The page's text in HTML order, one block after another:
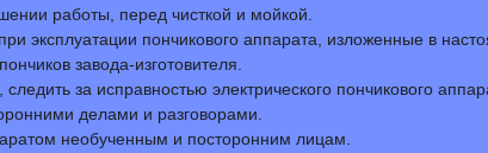
работы, перед чисткой и мойкой.
эксплуатации пончикового аппарата, изложенные в
завода-изготовителя.
за исправностью электрического пончикового
делами и разговорами.
необученным и посторонним лицам.